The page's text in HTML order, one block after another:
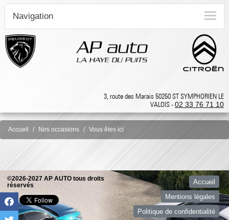
Navigation
3, route des Marais 50250 ST SYMPHORIEN LE
VALOIS -02 33 76 71 10
Accueil Nos occasions Vous êtes ici
©2026-2027 AP AUTO tous droits
réservés
Accueil
Mentions légales
Politique de confidentialité